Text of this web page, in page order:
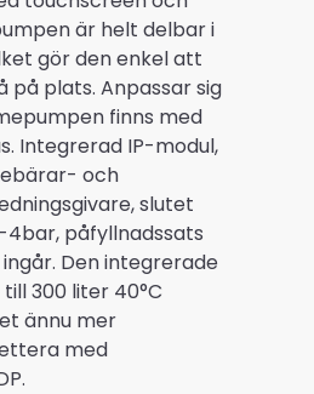
är helt delbar i
gör den enkel att
plats. Anpassar sig
finns med
Integrerad IP-modul,
och
slutet
påfyllnadssats
Den integrerade
300 liter 40°C
ännu mer
med